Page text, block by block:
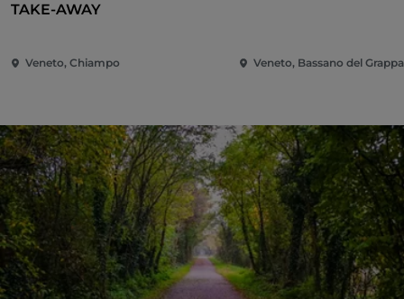
TAKE-AWAY
Veneto, Chiampo Veneto, Bassano del Grappa